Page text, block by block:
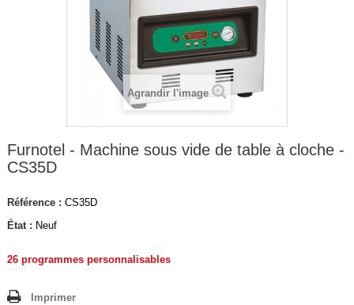
Agrandir l'image
Furnotel - Machine sous vide de table à cloche -
CS35D
Référence : CS35D
État : Neuf
26 programmes personnalisables
Imprimer